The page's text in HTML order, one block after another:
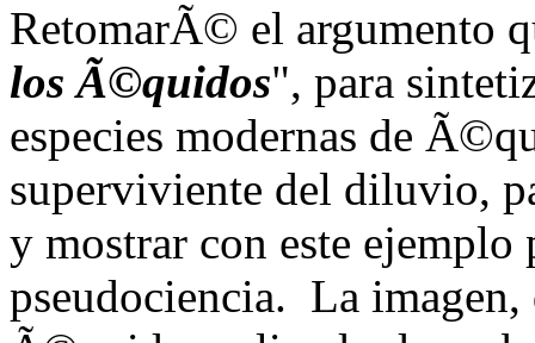
RetomarÃ© el argumento
los Ã©quidos", para
especies modernas de
superviviente del diluvio,
y mostrar con este
pseudociencia. La imagen,